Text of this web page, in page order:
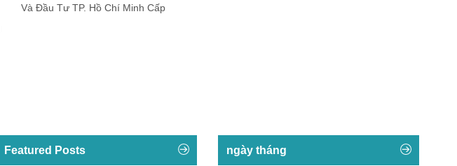
Và Đầu Tư TP. Hồ Chí Minh Cấp
Featured Posts ngày tháng